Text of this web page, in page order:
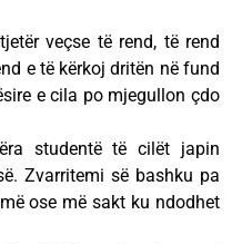
veçse të rend, të rend
e të kërkoj dritën në fund
e cila po mjegullon çdo
studentë të cilët japin
Zvarritemi së bashku pa
ose më sakt ku ndodhet